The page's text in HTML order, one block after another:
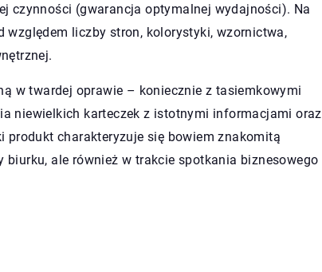
czynności (gwarancja optymalnej wydajności). Na
względem liczby stron, kolorystyki, wzornictwa,
w twardej oprawie – koniecznie z tasiemkowymi
niewielkich karteczek z istotnymi informacjami oraz
charakteryzuje się bowiem znakomitą
ale również w trakcie spotkania biznesowego